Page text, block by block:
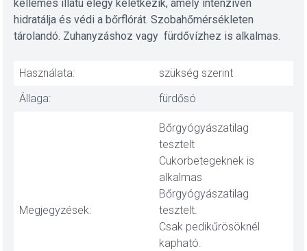
kellemes illatú elegy keletkezik, amely intenzíven
hidratálja és védi a bőrflórát. Szobahőmérsékleten
tárolandó. Zuhanyzáshoz vagy fürdővízhez is alkalmas.
Használata:
szükség szerint
Állaga:
fürdősó
Megjegyzések:
Bőrgyógyászatilag
tesztelt
Cukorbetegeknek is
alkalmas
Bőrgyógyászatilag
tesztelt.
Csak pedikűrösöknél
kapható.